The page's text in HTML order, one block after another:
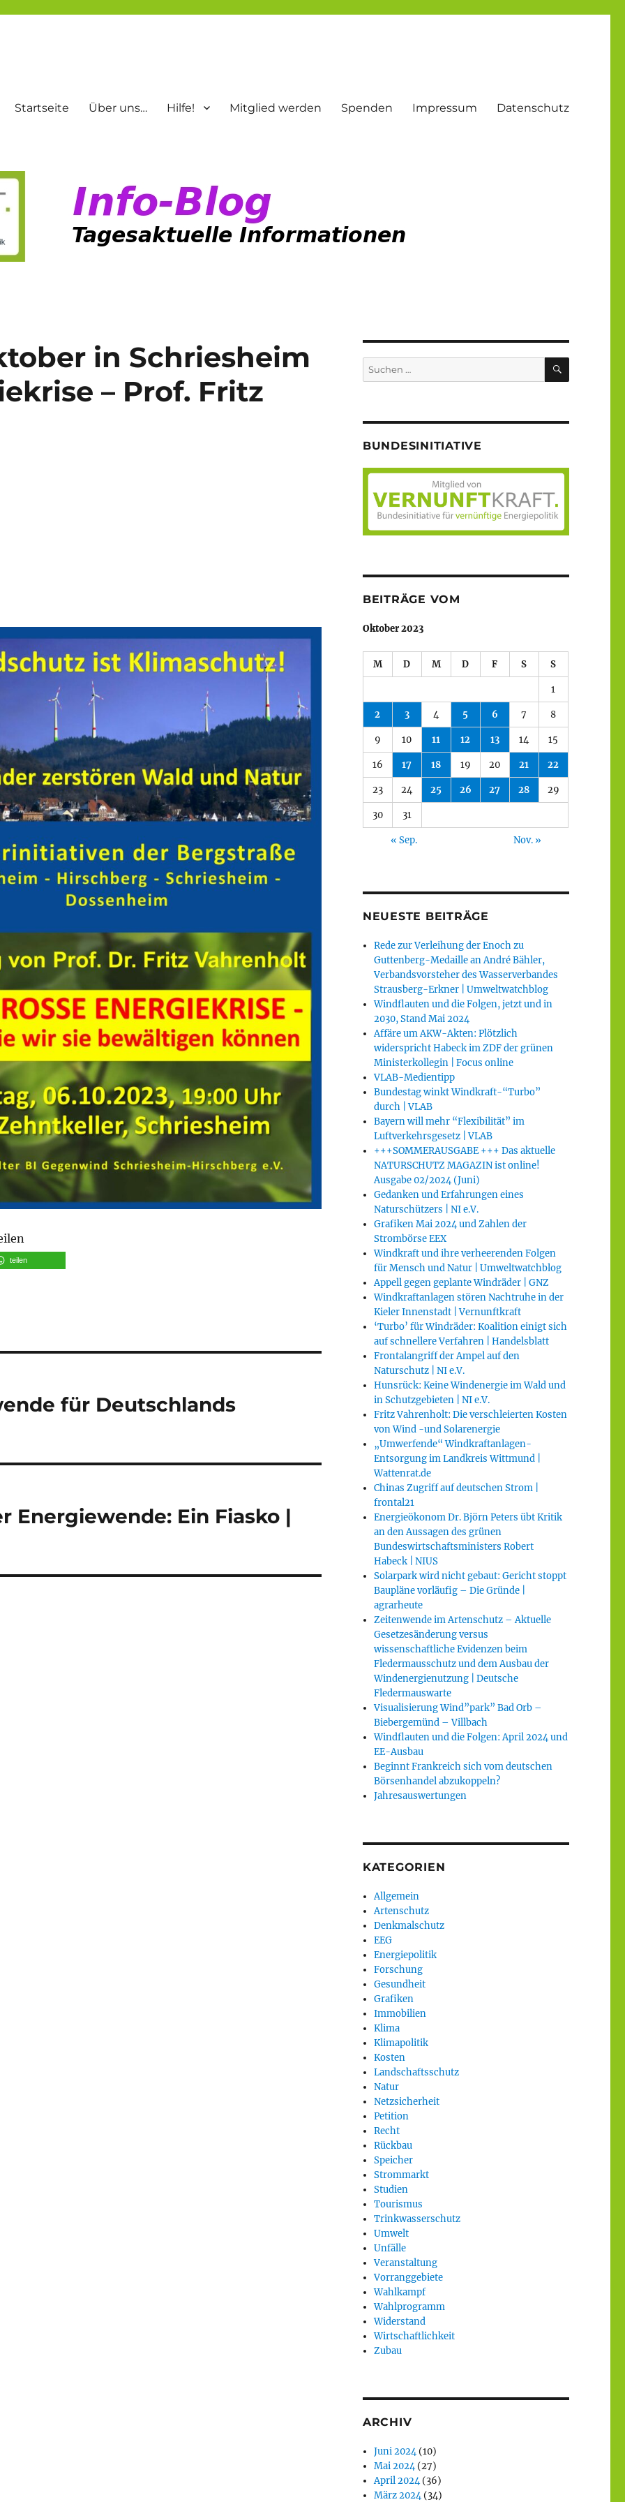
Startseite Über uns… Hilfe! Mitglied werden Spenden Impressum Datenschutz
in Schriesheim
– Prof. Fritz
teilen
für Deutschlands
Energiewende: Ein Fiasko |
Suche
nach:
SUCHEN
BUNDESINITIATIVE
BEITRÄGE VOM
Oktober 2023
M D M D F S S
1
2 3 4 5 6 7 8
9 10 11 12 13 14 15
16 17 18 19 20 21 22
23 24 25 26 27 28 29
30 31
« Sep. Nov. »
NEUESTE BEITRÄGE
Rede zur Verleihung der Enoch zu
Guttenberg-Medaille an André Bähler,
Verbandsvorsteher des Wasserverbandes
Strausberg-Erkner | Umweltwatchblog
Windflauten und die Folgen, jetzt und in
2030, Stand Mai 2024
Affäre um AKW-Akten: Plötzlich
widerspricht Habeck im ZDF der grünen
Ministerkollegin | Focus online
VLAB-Medientipp
Bundestag winkt Windkraft-“Turbo”
durch | VLAB
Bayern will mehr “Flexibilität” im
Luftverkehrsgesetz | VLAB
+++SOMMERAUSGABE +++ Das aktuelle
NATURSCHUTZ MAGAZIN ist online!
Ausgabe 02/2024 (Juni)
Gedanken und Erfahrungen eines
Naturschützers | NI e.V.
Grafiken Mai 2024 und Zahlen der
Strombörse EEX
Windkraft und ihre verheerenden Folgen
für Mensch und Natur | Umweltwatchblog
Appell gegen geplante Windräder | GNZ
Windkraftanlagen stören Nachtruhe in der
Kieler Innenstadt | Vernunftkraft
‘Turbo’ für Windräder: Koalition einigt sich
auf schnellere Verfahren | Handelsblatt
Frontalangriff der Ampel auf den
Naturschutz | NI e.V.
Hunsrück: Keine Windenergie im Wald und
in Schutzgebieten | NI e.V.
Fritz Vahrenholt: Die verschleierten Kosten
von Wind -und Solarenergie
„Umwerfende“ Windkraftanlagen-
Entsorgung im Landkreis Wittmund |
Wattenrat.de
Chinas Zugriff auf deutschen Strom |
frontal21
Energieökonom Dr. Björn Peters übt Kritik
an den Aussagen des grünen
Bundeswirtschaftsministers Robert
Habeck | NIUS
Solarpark wird nicht gebaut: Gericht stoppt
Baupläne vorläufig – Die Gründe |
agrarheute
Zeitenwende im Artenschutz – Aktuelle
Gesetzesänderung versus
wissenschaftliche Evidenzen beim
Fledermausschutz und dem Ausbau der
Windenergienutzung | Deutsche
Fledermauswarte
Visualisierung Wind”park” Bad Orb –
Biebergemünd – Villbach
Windflauten und die Folgen: April 2024 und
EE-Ausbau
Beginnt Frankreich sich vom deutschen
Börsenhandel abzukoppeln?
Jahresauswertungen
KATEGORIEN
Allgemein
Artenschutz
Denkmalschutz
EEG
Energiepolitik
Forschung
Gesundheit
Grafiken
Immobilien
Klima
Klimapolitik
Kosten
Landschaftsschutz
Natur
Netzsicherheit
Petition
Recht
Rückbau
Speicher
Strommarkt
Studien
Tourismus
Trinkwasserschutz
Umwelt
Unfälle
Veranstaltung
Vorranggebiete
Wahlkampf
Wahlprogramm
Widerstand
Wirtschaftlichkeit
Zubau
ARCHIV
Juni 2024(10)
Mai 2024(27)
April 2024(36)
März 2024(34)